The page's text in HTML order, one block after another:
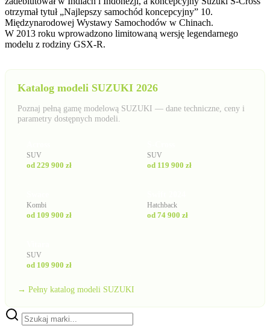
otrzymał tytuł „Najlepszy samochód koncepcyjny” 10.
Międzynarodowej Wystawy Samochodów w Chinach.
W 2013 roku wprowadzono limitowaną wersję legendarnego
modelu z rodziny GSX-R.
Katalog modeli SUZUKI 2026
Poznaj pełną gamę modelową SUZUKI — dane techniczne, ceny i
parametry dostępnych modeli.
SUV
od 229 900 zł
SUV
od 119 900 zł
Kombi
od 109 900 zł
Hatchback
od 74 900 zł
SUV
od 109 900 zł
→ Pełny katalog modeli SUZUKI